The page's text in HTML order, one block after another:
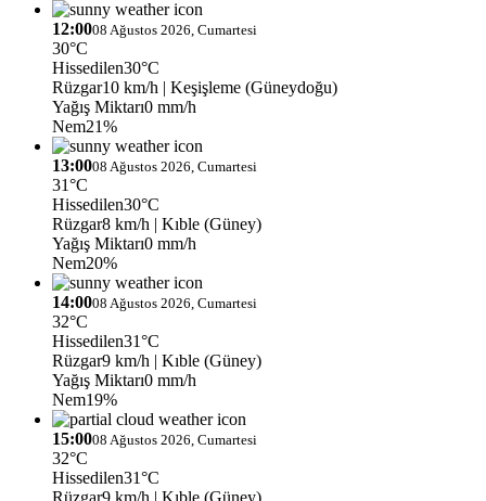
12:0008 Ağustos 2026, Cumartesi
30°C
Hissedilen30°C
Rüzgar10 km/h | Keşişleme (Güneydoğu)
Yağış Miktarı0 mm/h
Nem21%
13:0008 Ağustos 2026, Cumartesi
31°C
Hissedilen30°C
Rüzgar8 km/h | Kıble (Güney)
Yağış Miktarı0 mm/h
Nem20%
14:0008 Ağustos 2026, Cumartesi
32°C
Hissedilen31°C
Rüzgar9 km/h | Kıble (Güney)
Yağış Miktarı0 mm/h
Nem19%
15:0008 Ağustos 2026, Cumartesi
32°C
Hissedilen31°C
Rüzgar9 km/h | Kıble (Güney)